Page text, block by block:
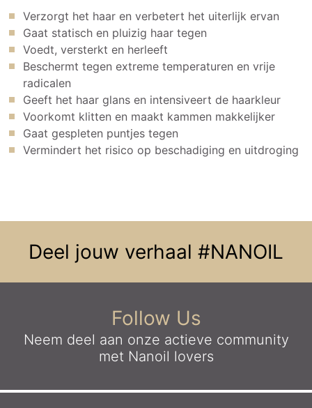
Verzorgt het haar en verbetert het uiterlijk ervan
Gaat statisch en pluizig haar tegen
Voedt, versterkt en herleeft
Beschermt tegen extreme temperaturen en vrije
radicalen
Geeft het haar glans en intensiveert de haarkleur
Voorkomt klitten en maakt kammen makkelijker
Gaat gespleten puntjes tegen
Vermindert het risico op beschadiging en uitdroging
Deel jouw verhaal #NANOIL
Follow Us
Neem deel aan onze actieve community
met Nanoil lovers